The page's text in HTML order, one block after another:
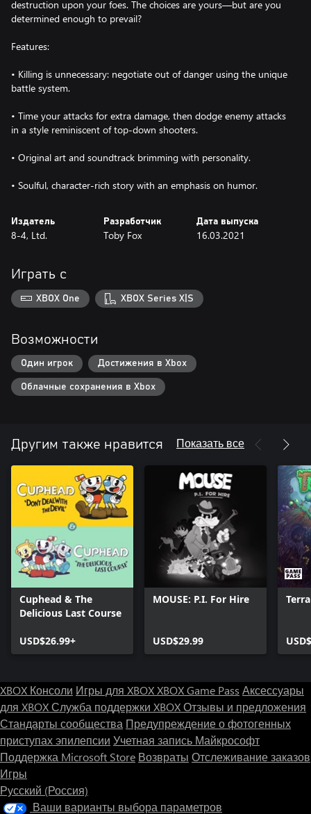
destruction upon your foes. The choices are yours—but are you
determined enough to prevail?
Features:
• Killing is unnecessary: negotiate out of danger using the unique
battle system.
• Time your attacks for extra damage, then dodge enemy attacks
in a style reminiscent of top-down shooters.
• Original art and soundtrack brimming with personality.
• Soulful, character-rich story with an emphasis on humor.
Издатель
8-4, Ltd.
Разработчик
Toby Fox
Дата выпуска
16.03.2021
Играть с
XBOX One XBOX Series X|S
Возможности
Один игрок Достижения в Xbox
Облачные сохранения в Xbox
Другим также нравится Показать все
Cuphead & The
Delicious Last Course
USD$26.99+
MOUSE: P.I. For Hire
USD$29.99
XBOX Консоли Игры для XBOXXBOX Game Pass Аксессуары
для XBOXСлужба поддержки XBOXОтзывы и предложения
Стандарты сообщества Предупреждение о фотогенных
приступах эпилепсии Учетная запись Майкрософт
Поддержка Microsoft Store Возвраты Отслеживание заказов
Игры
Русский (Россия)
Ваши варианты выбора параметров